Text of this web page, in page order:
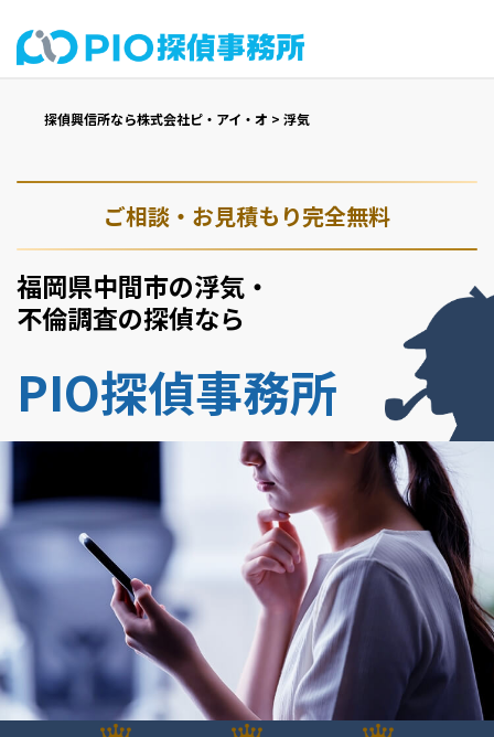
探偵興信所なら株式会社ピ・アイ・オ > 浮気
ご相談・お見積もり完全無料
福岡県中間市の浮気・
不倫調査の探偵なら
PIO探偵事務所